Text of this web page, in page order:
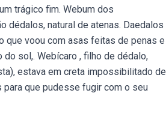
trágico fim. Webum dos
dédalos, natural de atenas. Daedalos
que voou com asas feitas de penas e
sol,. Webícaro , filho de dédalo,
estava em creta impossibilitado de
para que pudesse fugir com o seu